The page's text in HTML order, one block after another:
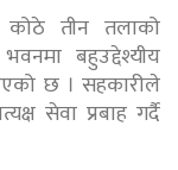
तीन तलाको
बहुउद्देश्यीय
छ । सहकारीले
सेवा प्रबाह गर्दै